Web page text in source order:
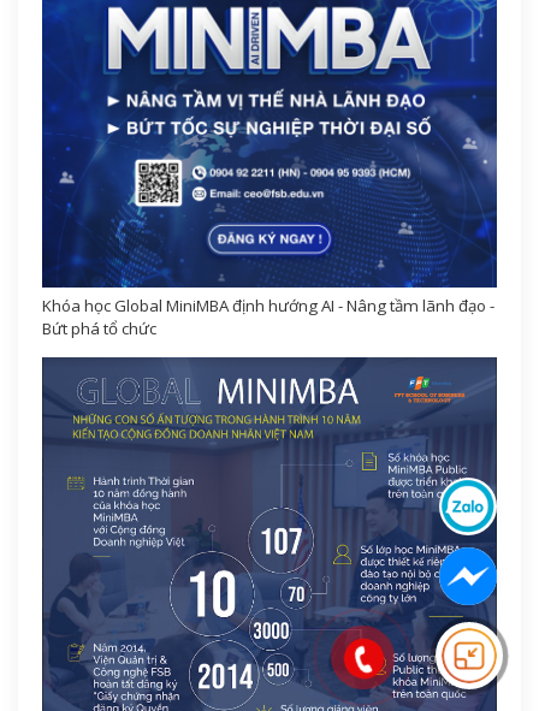
Khóa học Global MiniMBA định hướng AI - Nâng tầm lãnh đạo -
Bứt phá tổ chức